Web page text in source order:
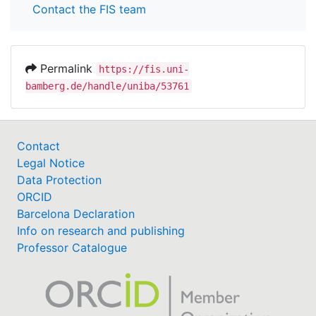
Geschlechtsunterschieden in der Behandlung von
verbessern.
Contact the FIS team
Permalink
https://fis.uni-
bamberg.de/handle/uniba/53761
Contact
Legal Notice
Data Protection
ORCID
Barcelona Declaration
Info on research and publishing
Professor Catalogue